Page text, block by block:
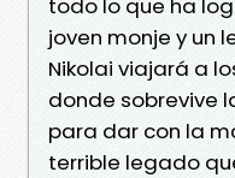
todo lo que ha
joven monje y un
Nikolai viajará a
donde sobrevive
para dar con la
terrible legado